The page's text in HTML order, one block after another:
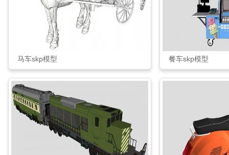
马车skp模型 餐车skp模型